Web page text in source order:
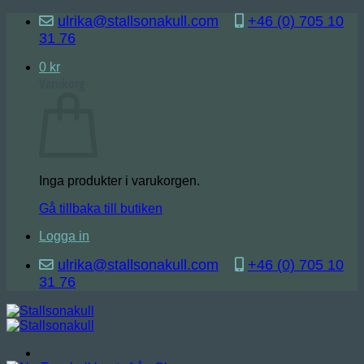
Skip
content
ulrika@stallsonakull.com
+46 (0) 705 10
31 76
0 kr
Inga produkter i varukorgen.
Gå tillbaka till butiken
Logga in
ulrika@stallsonakull.com
+46 (0) 705 10
31 76